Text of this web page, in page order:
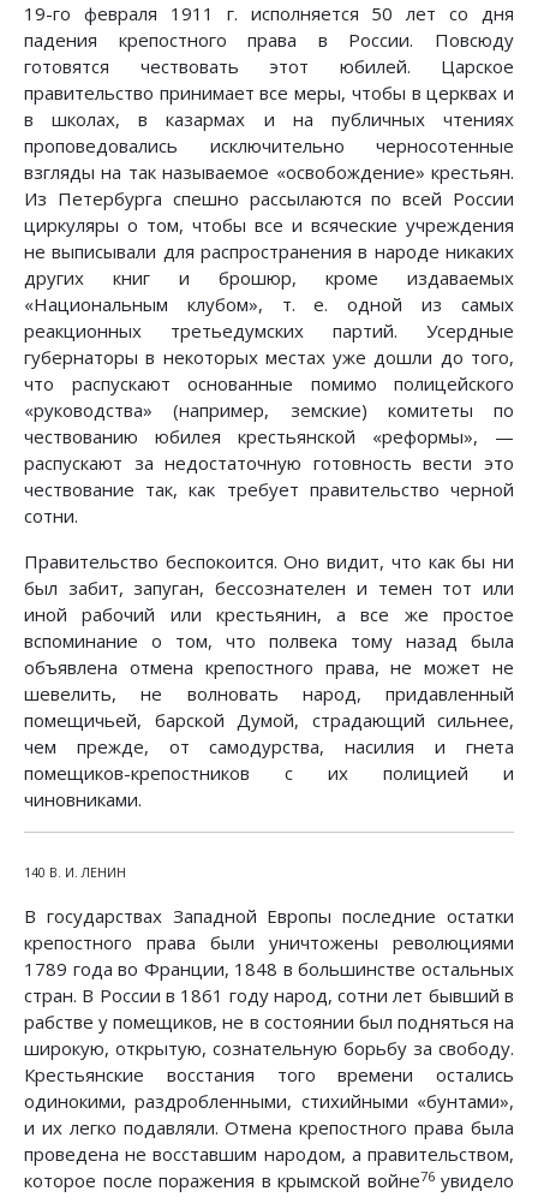
19-го февраля 1911 г. исполняется 50 лет со дня
падения крепостного права в России. Повсюду
готовятся чествовать этот юбилей. Царское
правительство принимает все меры, чтобы в церквах и
в школах, в казармах и на публичных чтениях
проповедовались исключительно черносотенные
взгляды на так называемое «освобождение» крестьян.
Из Петербурга спешно рассылаются по всей России
циркуляры о том, чтобы все и всяческие учреждения
не выписывали для распространения в народе никаких
других книг и брошюр, кроме издаваемых
«Национальным клубом», т. е. одной из самых
реакционных третьедумских партий. Усердные
губернаторы в некоторых местах уже дошли до того,
что распускают основанные помимо полицейского
«руководства» (например, земские) комитеты по
чествованию юбилея крестьянской «реформы», —
распускают за недостаточную готовность вести это
чествование так, как требует правительство черной
сотни.
Правительство беспокоится. Оно видит, что как бы ни
был забит, запуган, бессознателен и темен тот или
иной рабочий или крестьянин, а все же простое
вспоминание о том, что полвека тому назад была
объявлена отмена крепостного права, не может не
шевелить, не волновать народ, придавленный
помещичьей, барской Думой, страдающий сильнее,
чем прежде, от самодурства, насилия и гнета
помещиков-крепостников с их полицией и
чиновниками.
140 В. И. ЛЕНИН
В государствах Западной Европы последние остатки
крепостного права были уничтожены революциями
1789 года во Франции, 1848 в большинстве остальных
стран. В России в 1861 году народ, сотни лет бывший в
рабстве у помещиков, не в состоянии был подняться на
широкую, открытую, сознательную борьбу за свободу.
Крестьянские восстания того времени остались
одинокими, раздробленными, стихийными «бунтами»,
и их легко подавляли. Отмена крепостного права была
проведена не восставшим народом, а правительством,
которое после поражения в крымской войне76увидело